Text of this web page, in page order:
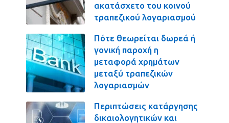
ακατάσχετο του κοινού
τραπεζικού λογαριασμού
Πότε θεωρείται δωρεά ή
γονική παροχή η
μεταφορά χρημάτων
μεταξύ τραπεζικών
λογαριασμών
Περιπτώσεις κατάργησης
δικαιολογητικών και